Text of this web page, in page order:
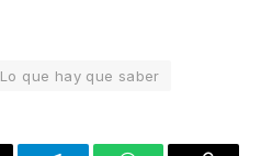
Lo que hay que saber